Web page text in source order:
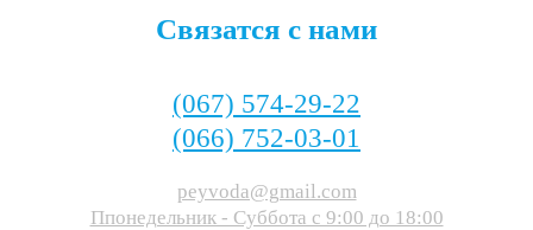
Связатся с нами
(067) 574-29-22
(066) 752-03-01
peyvoda@gmail.com
Ппонедельник - Суббота c 9:00 до 18:00